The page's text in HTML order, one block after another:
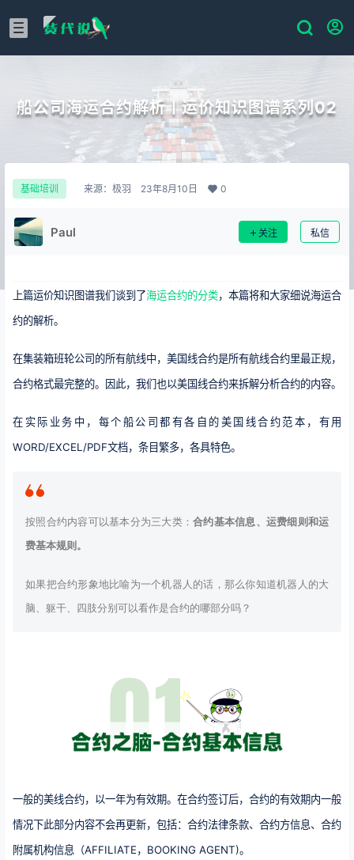
船公司海运合约解析丨运价知识图谱系列02
基础培训 来源： 极羽 23年8月10日 0
Paul 关注 私信
上篇运价知识图谱我们谈到了海运合约的分类，本篇将和大家细说海运合
约的解析。
在集装箱班轮公司的所有航线中，美国线合约是所有航线合约里最正规，
合约格式最完整的。因此，我们也以美国线合约来拆解分析合约的内容。
在实际业务中，每个船公司都有各自的美国线合约范本，有用
WORD/EXCEL/PDF文档，条目繁多，各具特色。
按照合约内容可以基本分为三大类： 合约基本信息、运费细则和运
费基本规则。
如果把合约形象地比喻为一个机器人的话，那么你知道机器人的大
脑、躯干、四肢分别可以看作是合约的哪部分吗？
一般的美线合约，以一年为有效期。在合约签订后，合约的有效期内一般
情况下此部分内容不会再更新，包括：合约法律条款、合约方信息、合约
附属机构信息（AFFILIATE，BOOKING AGENT)。